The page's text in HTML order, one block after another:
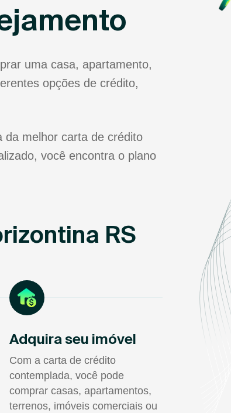
uma casa, apartamento,
opções de crédito,
da melhor carta de crédito
você encontra o plano
RS
Adquira seu imóvel
Com a carta de crédito
contemplada, você pode
comprar casas, apartamentos,
terrenos, imóveis comerciais ou